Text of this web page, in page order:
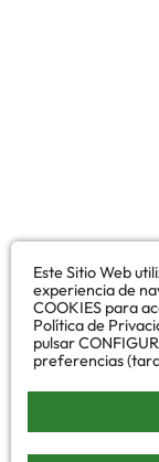
Este Sitio Web
experiencia de
COOKIES para
Política de
pulsar
preferencias